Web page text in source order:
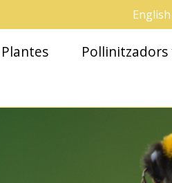
English
Plantes Pollinitzadors